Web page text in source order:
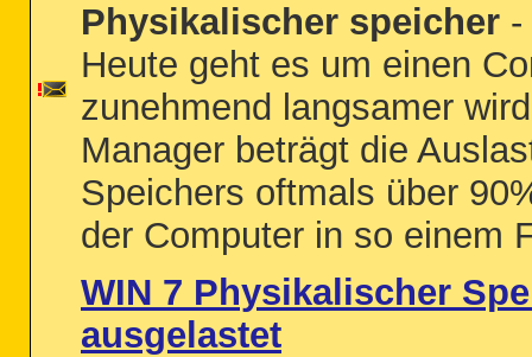
Physikalischer speicher -
Heute geht es um einen
zunehmend langsamer
Manager beträgt die
Speichers oftmals über
der Computer in so einem
WIN 7 Physikalischer
ausgelastet